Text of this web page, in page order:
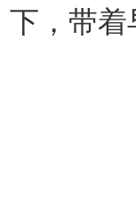
下，带着